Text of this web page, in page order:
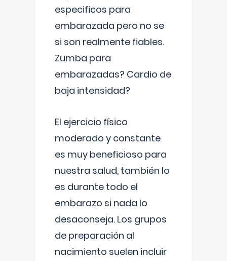
especificos para
embarazada pero no se
si son realmente fiables.
Zumba para
embarazadas? Cardio de
baja intensidad?
El ejercicio físico
moderado y constante
es muy beneficioso para
nuestra salud, también lo
es durante todo el
embarazo si nada lo
desaconseja. Los grupos
de preparación al
nacimiento suelen incluir